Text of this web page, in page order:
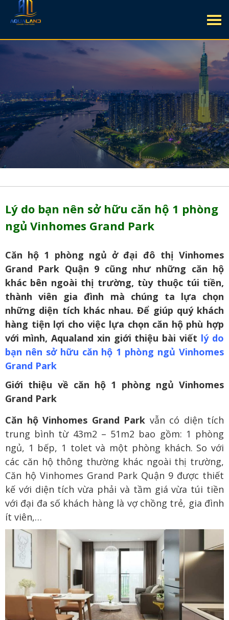
Lý do bạn nên sở hữu căn hộ 1 phòng
ngủ Vinhomes Grand Park
Căn hộ 1 phòng ngủ ở đại đô thị Vinhomes
Grand Park Quận 9 cũng như những căn hộ
khác bên ngoài thị trường, tùy thuộc túi tiền,
thành viên gia đình mà chúng ta lựa chọn
những diện tích khác nhau. Để giúp quý khách
hàng tiện lợi cho việc lựa chọn căn hộ phù hợp
với mình, Aqualand xin giới thiệu bài viết lý do
bạn nên sở hữu căn hộ 1 phòng ngủ Vinhomes
Grand Park
Giới thiệu về căn hộ 1 phòng ngủ Vinhomes
Grand Park
Căn hộ Vinhomes Grand Park vẫn có diện tích
trung bình từ 43m2 – 51m2 bao gồm: 1 phòng
ngủ, 1 bếp, 1 tolet và một phòng khách. So với
các căn hộ thông thường khác ngoài thị trường,
Căn hộ Vinhomes Grand Park Quận 9 được thiết
kế với diện tích vừa phải và tầm giá vừa túi tiền
với đại đa số khách hàng là vợ chồng trẻ, gia đình
ít viên,…